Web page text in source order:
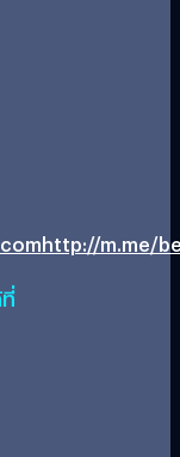
http://m.me/